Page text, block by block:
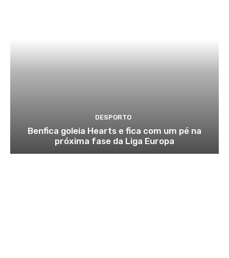
DESPORTO
Benfica goleia Hearts e fica com um pé na
próxima fase da Liga Europa